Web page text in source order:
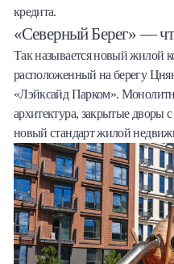
кредита.
«Северный Берег» —
Так называется новый жилой
расположенный на берегу
«Лэйксайд Парком».
архитектура, закрытые
новый стандарт жилой